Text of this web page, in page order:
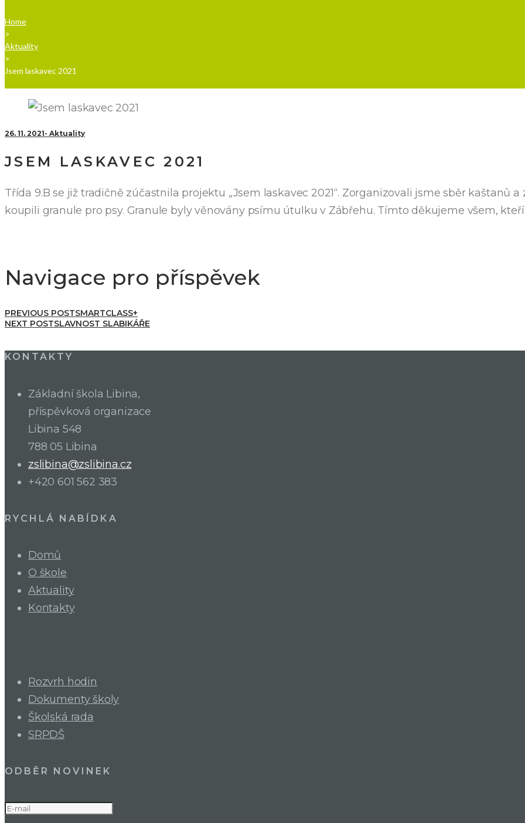
Home
>
Aktuality
>
Jsem laskavec 2021
26. 11. 2021 Aktuality
JSEM LASKAVEC 2021
Třída 9.B se již tradičně zúčastnila projektu „Jsem laskavec 2021“. Zorganizovali jsme sběr kaštanů a
koupili granule pro psy. Granule byly věnovány psímu útulku v Zábřehu. Tímto děkujeme všem,
Navigace pro příspěvek
PREVIOUS POSTSMARTCLASS+
NEXT POSTSLAVNOST SLABIKÁŘE
KONTAKTY
Základní škola Libina,
příspěvková organizace
Libina 548
788 05 Libina
zslibina@zslibina.cz
+420 601 562 383
RYCHLÁ NABÍDKA
Domů
O škole
Aktuality
Kontakty
Rozvrh hodin
Dokumenty školy
Školská rada
SRPDŠ
ODBĚR NOVINEK